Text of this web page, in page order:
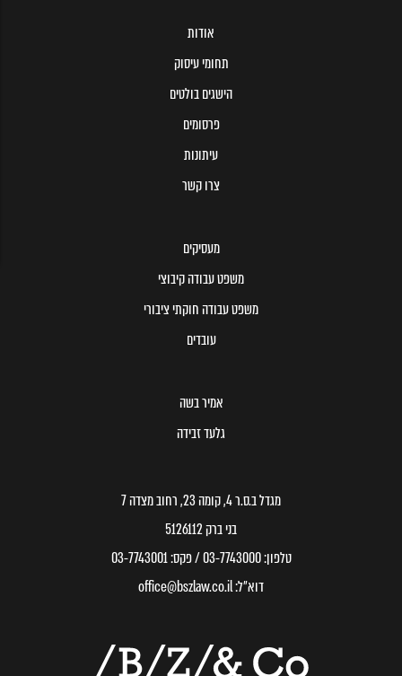
אודות
תחומי עיסוק
הישגים בולטים
פרסומים
עיתונות
צרו קשר
מעסיקים
משפט עבודה קיבוצי
משפט עבודה חוקתי ציבורי
עובדים
אמיר בשה
גלעד זבידה
מגדל ב.ס.ר 4, קומה 23, רחוב מצדה 7
בני ברק 5126112
טלפון:03-7743000/ פקס:03-7743001
דוא״ל:office@bszlaw.co.il